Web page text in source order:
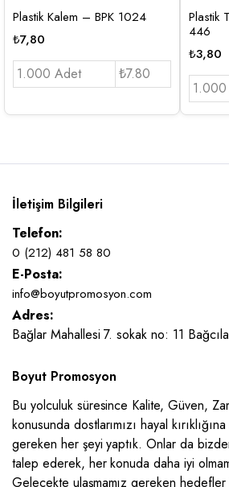
Plastik Kalem – BPK 1024
₺7,80
1.000 Adet ₺7.80
Plastik
446
₺3,80
İletişim Bilgileri
Telefon:
0 (212) 481 58 80
E-Posta:
info@boyutpromosyon.com
Adres:
Bağlar Mahallesi 7. sokak no: 11
Boyut Promosyon
Bu yolculuk süresince Kalite, Güven,
konusunda dostlarımızı hayal
gereken her şeyi yaptık. Onlar da
talep ederek, her konuda daha iyi
Gelecekte ulaşmamız gereken